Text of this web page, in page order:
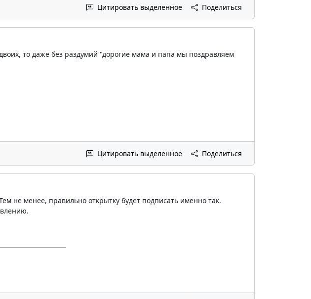
Цитировать выделенное Поделиться
то даже без раздумий "дорогие мама и папа мы поздравляем
Цитировать выделенное Поделиться
не менее, правильно открытку будет подписать именно так.